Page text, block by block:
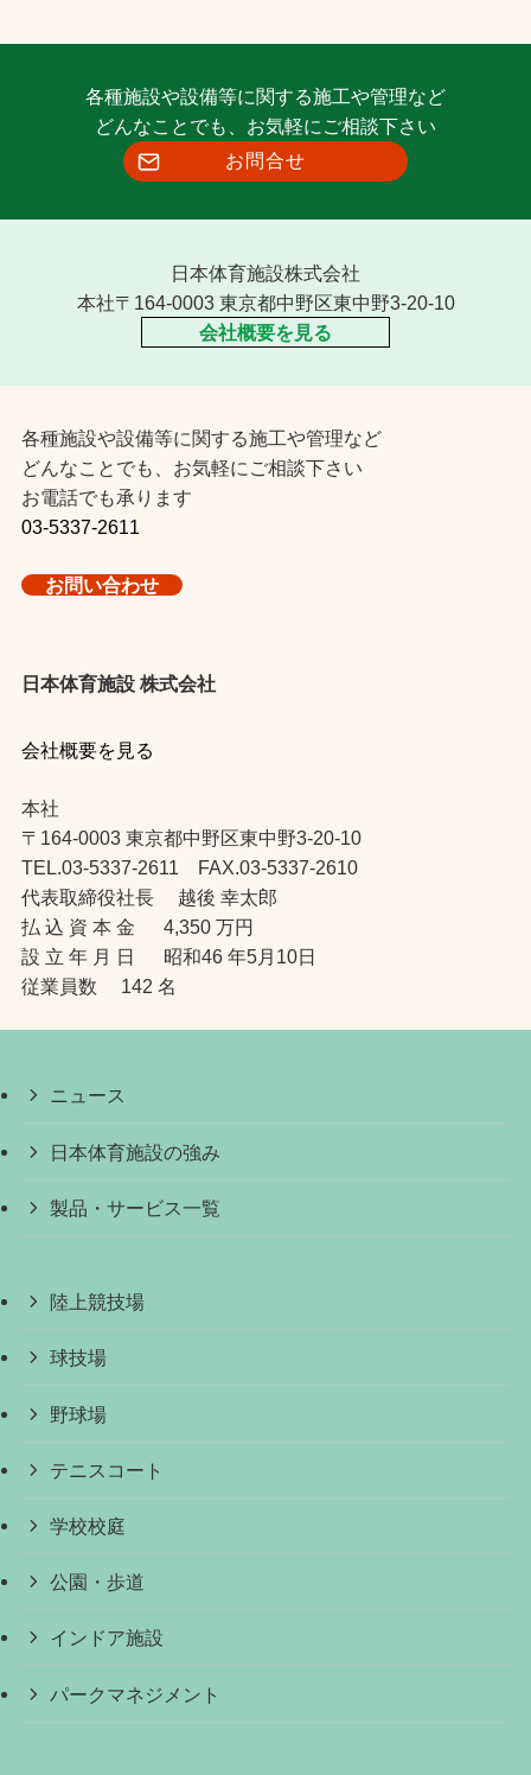
各種施設や設備等に関する施工や管理など
どんなことでも、お気軽にご相談下さい
お問合せ
日本体育施設株式会社
本社〒164-0003 東京都中野区東中野3-20-10
会社概要を見る
各種施設や設備等に関する施工や管理など
どんなことでも、お気軽にご相談下さい
お電話でも承ります
03-5337-2611
お問い合わせ
日本体育施設 株式会社
会社概要を見る
本社
〒164-0003 東京都中野区東中野3-20-10
TEL.03-5337-2611 FAX.03-5337-2610
代表取締役社長 越後 幸太郎
払 込 資 本 金 4,350 万円
設 立 年 月 日 昭和46 年5月10日
従業員数 142 名
ニュース
日本体育施設の強み
製品・サービス一覧
陸上競技場
球技場
野球場
テニスコート
学校校庭
公園・歩道
インドア施設
パークマネジメント